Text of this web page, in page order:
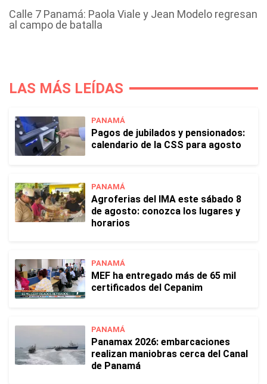
Calle 7 Panamá: Paola Viale y Jean Modelo regresan
al campo de batalla
LAS MÁS LEÍDAS
PANAMÁ
Pagos de jubilados y pensionados:
calendario de la CSS para agosto
PANAMÁ
Agroferias del IMA este sábado 8
de agosto: conozca los lugares y
horarios
PANAMÁ
MEF ha entregado más de 65 mil
certificados del Cepanim
PANAMÁ
Panamax 2026: embarcaciones
realizan maniobras cerca del Canal
de Panamá